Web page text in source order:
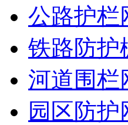
公路护栏
铁路防护
河道围栏
园区防护